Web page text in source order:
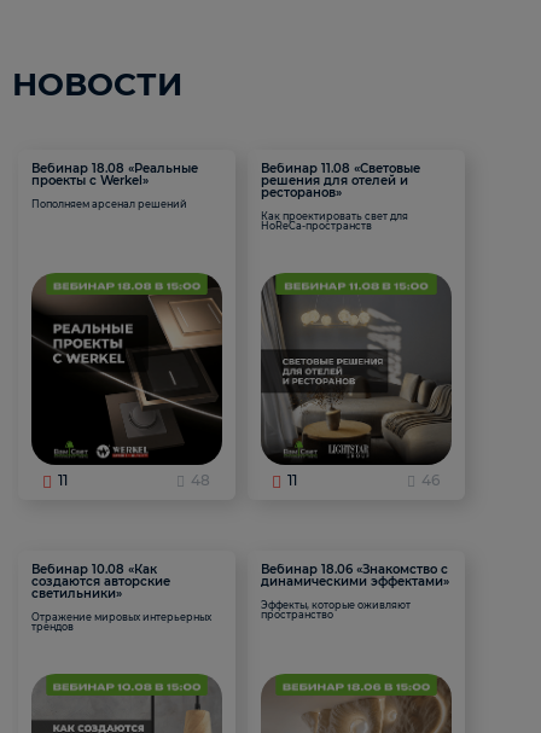
НОВОСТИ
Вебинар 18.08 «Реальные
проекты с Werkel»
Пополняем арсенал решений
11 48
Вебинар 11.08 «Световые
решения для отелей и
ресторанов»
Как проектировать свет для
HoReCa-пространств
11 46
Вебинар 10.08 «Как
создаются авторские
светильники»
Отражение мировых интерьерных
трендов
Вебинар 18.06 «Знакомство с
динамическими эффектами»
Эффекты, которые оживляют
пространство